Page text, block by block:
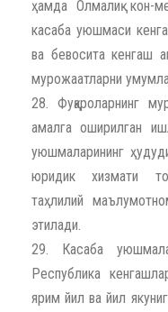
ҳамда Олмалиқ кон-
касаба уюшмаси
ва бевосита кенгаш
мурожаатларни
28. Фуқароларнинг
амалга оширилган
уюшмаларининг
юридик хизмати
таҳлилий
этилади.
29. Касаба
Республика
ярим йил ва йил